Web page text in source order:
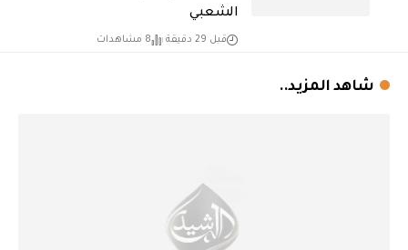
الشعبي
قبل 29 دقيقة 8 مشاهدات
شاهد المزيد..